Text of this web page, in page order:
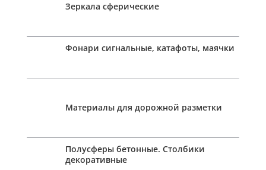
Зеркала сферические
Фонари сигнальные, катафоты, маячки
Материалы для дорожной разметки
Полусферы бетонные. Столбики
декоративные